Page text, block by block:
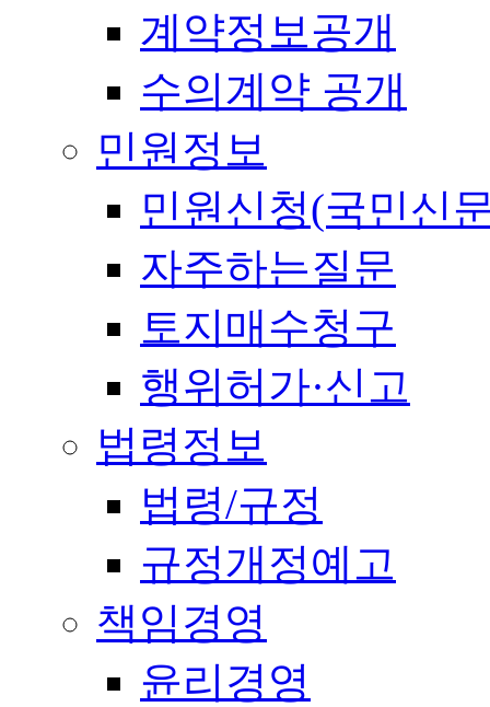
계약정보공개
수의계약 공개
민원정보
민원신청(국민신
자주하는질문
토지매수청구
행위허가·신고
법령정보
법령/규정
규정개정예고
책임경영
윤리경영